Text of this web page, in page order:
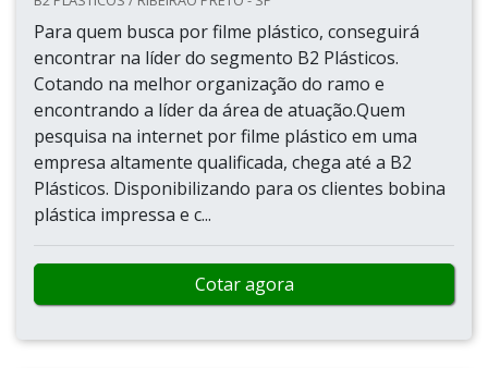
Para quem busca por filme plástico, conseguirá
encontrar na líder do segmento B2 Plásticos.
Cotando na melhor organização do ramo e
encontrando a líder da área de atuação.Quem
pesquisa na internet por filme plástico em uma
empresa altamente qualificada, chega até a B2
Plásticos. Disponibilizando para os clientes bobina
plástica impressa e c...
Cotar agora